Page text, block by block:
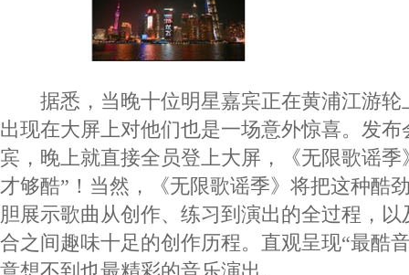
据悉，当晚十位明星嘉宾正在黄浦江游轮
出现在大屏上对他们也是一场意外惊喜。发
宾，晚上就直接全员登上大屏，《无限歌谣季
才够酷”！当然，《无限歌谣季》将把这种酷
胆展示歌曲从创作、练习到演出的全过程，
合之间趣味十足的创作历程。直观呈现“最酷